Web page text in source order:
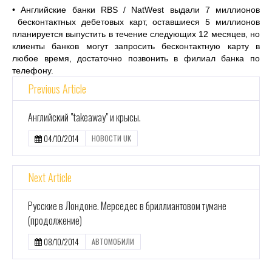
• Английские банки RBS / NatWest выдали 7 миллионов
бесконтактных дебетовых карт, оставшиеся 5 миллионов
планируется выпустить в течение следующих 12 месяцев, но
клиенты банков могут запросить бесконтактную карту в
любое время, достаточно позвонить в филиал банка по
телефону.
Previous Article
Английский "takeaway" и крысы.
04/10/2014 НОВОСТИ UK
Next Article
Русские в Лондоне. Мерседес в бриллиантовом тумане
(продолжение)
08/10/2014 АВТОМОБИЛИ